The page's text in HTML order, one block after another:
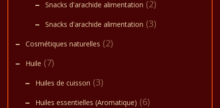
Snacks d'arachide alimentation (2)
Snacks d'arachide alimentation (3)
Cosmétiques naturelles (2)
Huile (7)
Huiles de cuisson (3)
Huiles essentielles (Aromatique) (6)